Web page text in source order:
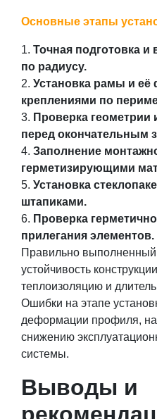
Основные этапы
Точная подготовка
по радиусу.
Установка рамы и
креплениями по
Проверка геометрии
перед окончательным
Заполнение
герметизирующими
Установка
штапиками.
Проверка
прилегания элементов.
Правильно
устойчивость
теплоизоляцию и
Ошибки на этапе
деформации профиля,
снижению
системы.
Выводы и